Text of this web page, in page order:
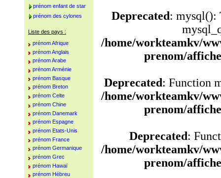
Deprecated: mysql():
/home/workteamkv/
prenom/
Deprecated: Function
/home/workteamkv/
prenom/
Deprecated:
/home/workteamkv/
prenom/
prénom enfant de star
prénom des cylones
Liste des pays :
prénom Afrique
prénom Anglais
prénom Arabe
prénom Arménie
prénom Basque
prénom Breton
prénom Celte
prénom Chine
prénom Danemark
prénom Espagne
prénom Etats-Unis
prénom France
prénom Germanique
prénom Grec
prénom Hawaï
prénom Hébreu